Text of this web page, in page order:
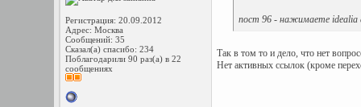
Регистрация: 20.09.2012
Адрес: Москва
Сообщений: 35
Сказал(а) спасибо: 234
Поблагодарили 90 раз(а) в 22
сообщениях
пост 96 - нажимаете idealia
Так в том то и дело, что нет
Нет активных ссылок (кроме